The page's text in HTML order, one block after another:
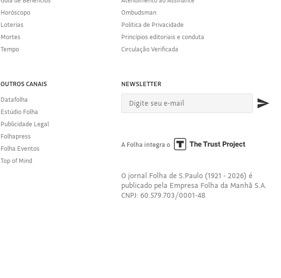
Horóscopo
Loterias
Mortes
Tempo
OUTROS CANAIS
Datafolha
Estúdio Folha
Publicidade Legal
Folhapress
Folha Eventos
Top of Mind
Ombudsman
Política de Privacidade
Princípios editoriais e conduta
Circulação Verificada
NEWSLETTER
A Folha integra o
O jornal Folha de S.Paulo (1921 - 2026) é
publicado pela Empresa Folha da Manhã S.A.
CNPJ: 60.579.703/0001-48